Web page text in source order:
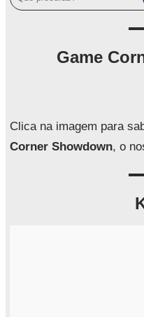
e
a
Game
Clica na imagem para
Corner Showdown, o